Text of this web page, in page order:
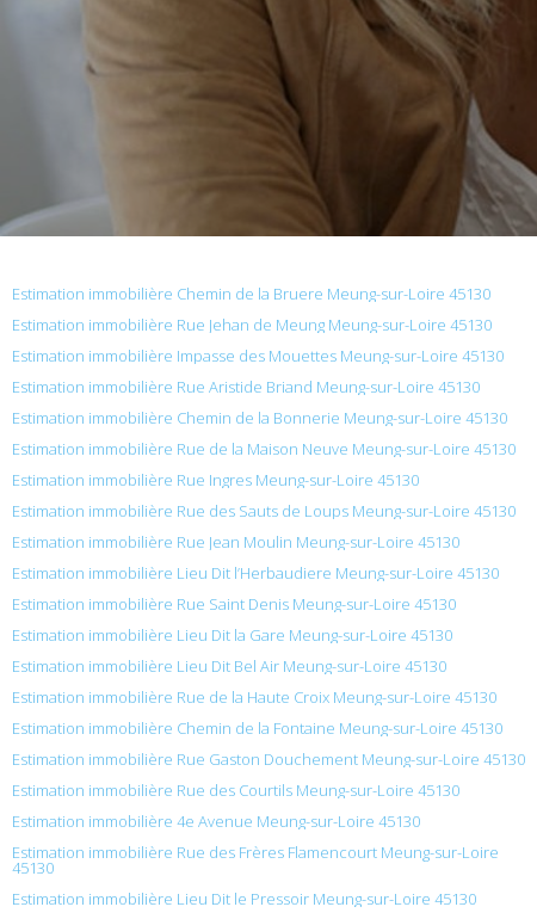
Estimation immobilière Chemin de la Bruere Meung-sur-Loire 45130
Estimation immobilière Rue Jehan de Meung Meung-sur-Loire 45130
Estimation immobilière Impasse des Mouettes Meung-sur-Loire 45130
Estimation immobilière Rue Aristide Briand Meung-sur-Loire 45130
Estimation immobilière Chemin de la Bonnerie Meung-sur-Loire 45130
Estimation immobilière Rue de la Maison Neuve Meung-sur-Loire 45130
Estimation immobilière Rue Ingres Meung-sur-Loire 45130
Estimation immobilière Rue des Sauts de Loups Meung-sur-Loire 45130
Estimation immobilière Rue Jean Moulin Meung-sur-Loire 45130
Estimation immobilière Lieu Dit l’Herbaudiere Meung-sur-Loire 45130
Estimation immobilière Rue Saint Denis Meung-sur-Loire 45130
Estimation immobilière Lieu Dit la Gare Meung-sur-Loire 45130
Estimation immobilière Lieu Dit Bel Air Meung-sur-Loire 45130
Estimation immobilière Rue de la Haute Croix Meung-sur-Loire 45130
Estimation immobilière Chemin de la Fontaine Meung-sur-Loire 45130
Estimation immobilière Rue Gaston Douchement Meung-sur-Loire 45130
Estimation immobilière Rue des Courtils Meung-sur-Loire 45130
Estimation immobilière 4e Avenue Meung-sur-Loire 45130
Estimation immobilière Rue des Frères Flamencourt Meung-sur-Loire
45130
Estimation immobilière Lieu Dit le Pressoir Meung-sur-Loire 45130